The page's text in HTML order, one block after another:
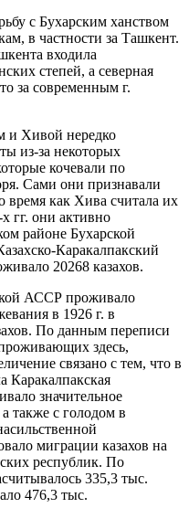
с Бухарским ханством
в частности за Ташкент.
входила
степей, а северная
за современным г.
и Хивой нередко
из-за некоторых
кочевали по
Сами они признавали
время как Хива считала их
гг. они активно
районе Бухарской
Каракалпакский
20268 казахов.
АССР проживало
в 1926 г. в
По данным переписи
здесь,
связано с тем, что в
Каракалпакская
значительное
а также с голодом в
миграции казахов на
республик. По
335,3 тыс.
476,3 тыс.